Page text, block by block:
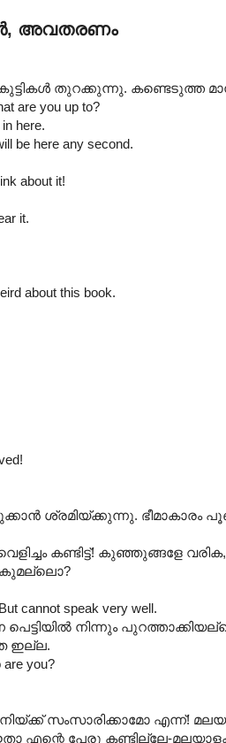
അവതരണം
തുറക്കുന്നു. കണ്ടെടുത്ത
are you up to?
here.
be here any second.
about it!
it.
about this book.
ശ്രമിയ്ക്കുന്നു. ഭീമാകാരം
കണ്ടിട്ട്! കുഞ്ഞുങ്ങളേ
cannot speak very well.
പെട്ടിയിൽ നിന്നും
ഇല്ല.
you?
സംസാരിക്കാമോ എന്ന്!
പേരു കണ്ടില്ലേ-